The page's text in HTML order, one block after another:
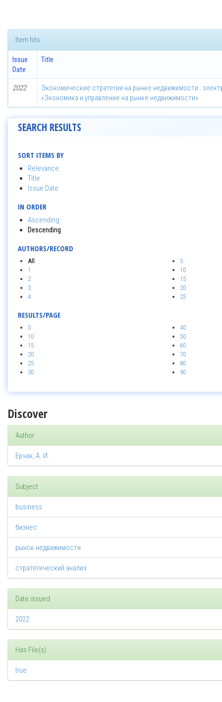
Item hits:
Issue
Date
Title
2022
Экономические стратегии на рынке недвижимости :
«Экономика и управление на рынке недвижимости»
SEARCH RESULTS
SORT ITEMS BY
Relevance
Title
Issue Date
IN ORDER
Ascending
Descending
AUTHORS/RECORD
All
1
2
3
4
5
10
15
20
25
RESULTS/PAGE
5
10
15
20
25
30
40
50
60
70
80
90
Discover
Author
Ерчак, А. И.
Subject
business
бизнес
рынок недвижимости
стратегический анализ
Date issued
2022
Has File(s)
true